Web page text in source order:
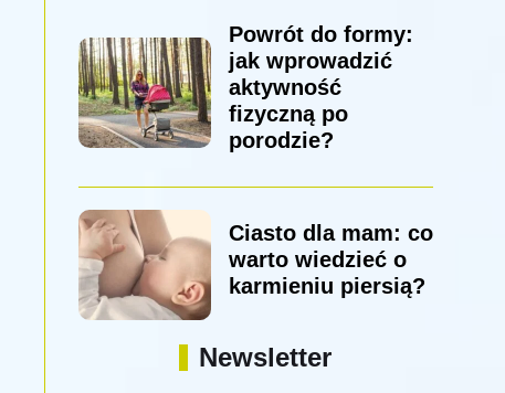
Powrót do formy:
jak wprowadzić
aktywność
fizyczną po
porodzie?
Ciasto dla mam: co
warto wiedzieć o
karmieniu piersią?
Newsletter